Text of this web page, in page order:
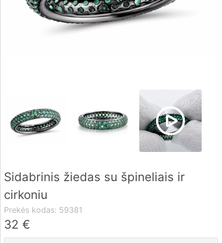
Grandinėlės
Pristatymas
Apmokėjimas
Rekvizitai
Kontaktai
604 42021
Sidabrinis žiedas su špineliais ir
cirkoniu
Prekės kodas: 59381
32 €